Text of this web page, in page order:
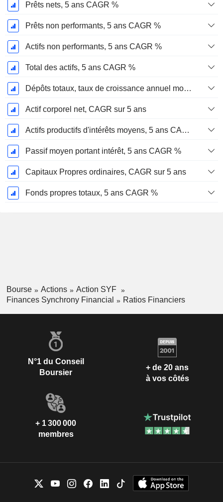
Prêts nets, 5 ans CAGR %
Prêts non performants, 5 ans CAGR %
Actifs non performants, 5 ans CAGR %
Total des actifs, 5 ans CAGR %
Dépôts totaux, taux de croissance annuel moyen sur 5 ans %.
Actif corporel net, CAGR sur 5 ans
Actifs productifs d'intérêts moyens, 5 ans CAGR %
Passif moyen portant intérêt, 5 ans CAGR %
Capitaux Propres ordinaires, CAGR sur 5 ans
Fonds propres totaux, 5 ans CAGR %
Bourse Actions
Action SYF
Finances Synchrony Financial
Ratios Financiers
N°1 du Conseil
Boursier
+ de 20 ans
à vos côtés
+ 1 300 000
membres